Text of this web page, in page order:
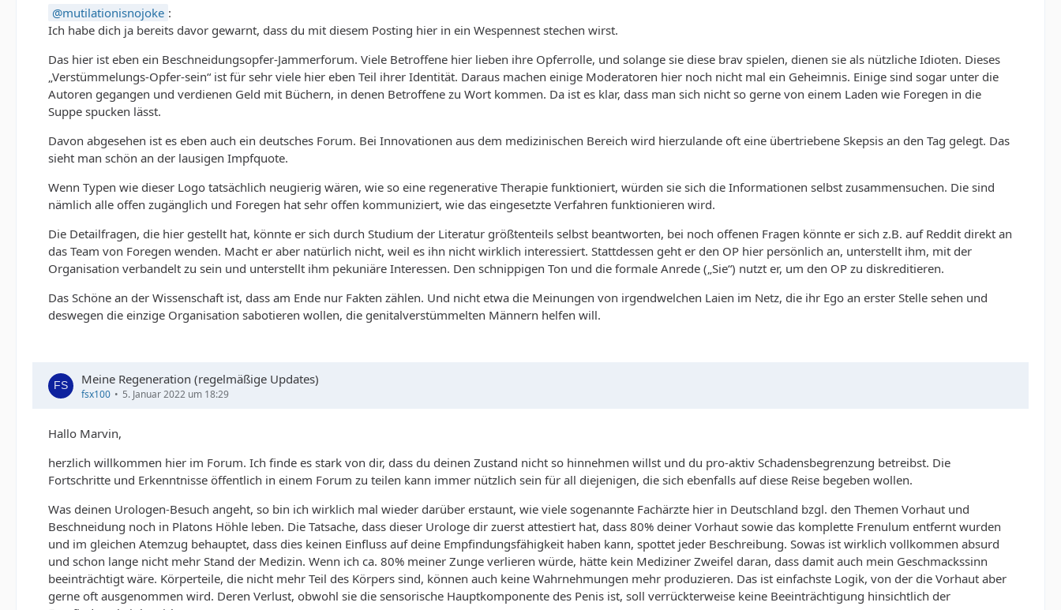
mutilationisnojoke :
Ich habe dich ja bereits davor gewarnt, dass du mit diesem Posting hier in ein Wespennest stechen wirst.
Das hier ist eben ein Beschneidungsopfer-Jammerforum. Viele Betroffene hier lieben ihre Opferrolle, und solange sie diese brav spielen, dienen sie als nützliche Idioten. Dieses
„Verstümmelungs-Opfer-sein“ ist für sehr viele hier eben Teil ihrer Identität. Daraus machen einige Moderatoren hier noch nicht mal ein Geheimnis. Einige sind sogar unter die
Autoren gegangen und verdienen Geld mit Büchern, in denen Betroffene zu Wort kommen. Da ist es klar, dass man sich nicht so gerne von einem Laden wie Foregen in die
Suppe spucken lässt.
Davon abgesehen ist es eben auch ein deutsches Forum. Bei Innovationen aus dem medizinischen Bereich wird hierzulande oft eine übertriebene Skepsis an den Tag gelegt. Das
sieht man schön an der lausigen Impfquote.
Wenn Typen wie dieser Logo tatsächlich neugierig wären, wie so eine regenerative Therapie funktioniert, würden sie sich die Informationen selbst zusammensuchen. Die sind
nämlich alle offen zugänglich und Foregen hat sehr offen kommuniziert, wie das eingesetzte Verfahren funktionieren wird.
Die Detailfragen, die hier gestellt hat, könnte er sich durch Studium der Literatur größtenteils selbst beantworten, bei noch offenen Fragen könnte er sich z.B. auf Reddit direkt an
das Team von Foregen wenden. Macht er aber natürlich nicht, weil es ihn nicht wirklich interessiert. Stattdessen geht er den OP hier persönlich an, unterstellt ihm, mit der
Organisation verbandelt zu sein und unterstellt ihm pekuniäre Interessen. Den schnippigen Ton und die formale Anrede („Sie“) nutzt er, um den OP zu diskreditieren.
Das Schöne an der Wissenschaft ist, dass am Ende nur Fakten zählen. Und nicht etwa die Meinungen von irgendwelchen Laien im Netz, die ihr Ego an erster Stelle sehen und
deswegen die einzige Organisation sabotieren wollen, die genitalverstümmelten Männern helfen will.
Meine Regeneration (regelmäßige Updates)
fsx100 5. Januar 2022 um 18:29
Hallo Marvin,
herzlich willkommen hier im Forum. Ich finde es stark von dir, dass du deinen Zustand nicht so hinnehmen willst und du pro-aktiv Schadensbegrenzung betreibst. Die
Fortschritte und Erkenntnisse öffentlich in einem Forum zu teilen kann immer nützlich sein für all diejenigen, die sich ebenfalls auf diese Reise begeben wollen.
Was deinen Urologen-Besuch angeht, so bin ich wirklich mal wieder darüber erstaunt, wie viele sogenannte Fachärzte hier in Deutschland bzgl. den Themen Vorhaut und
Beschneidung noch in Platons Höhle leben. Die Tatsache, dass dieser Urologe dir zuerst attestiert hat, dass 80% deiner Vorhaut sowie das komplette Frenulum entfernt wurden
und im gleichen Atemzug behauptet, dass dies keinen Einfluss auf deine Empfindungsfähigkeit haben kann, spottet jeder Beschreibung. Sowas ist wirklich vollkommen absurd
und schon lange nicht mehr Stand der Medizin. Wenn ich ca. 80% meiner Zunge verlieren würde, hätte kein Mediziner Zweifel daran, dass damit auch mein Geschmackssinn
beeinträchtigt wäre. Körperteile, die nicht mehr Teil des Körpers sind, können auch keine Wahrnehmungen mehr produzieren. Das ist einfachste Logik, von der die Vorhaut aber
gerne oft ausgenommen wird. Deren Verlust, obwohl sie die sensorische Hauptkomponente des Penis ist, soll verrückterweise keine Beeinträchtigung hinsichtlich der